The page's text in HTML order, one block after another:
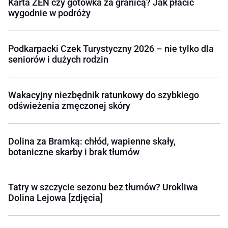
Karta ZEN czy gotówka za granicą? Jak płacić
wygodnie w podróży
Podkarpacki Czek Turystyczny 2026 – nie tylko dla
seniorów i dużych rodzin
Wakacyjny niezbędnik ratunkowy do szybkiego
odświeżenia zmęczonej skóry
Dolina za Bramką: chłód, wapienne skały,
botaniczne skarby i brak tłumów
Tatry w szczycie sezonu bez tłumów? Urokliwa
Dolina Lejowa [zdjęcia]